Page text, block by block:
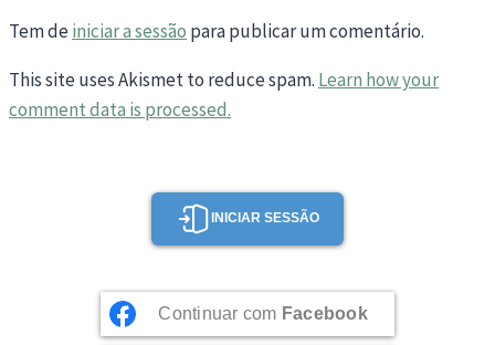
Tem deiniciar a sessão para publicar um comentário.
This site uses Akismet to reduce spam. Learn how your
comment data is processed.
INICIAR SESSÃO
Continuar com Facebook